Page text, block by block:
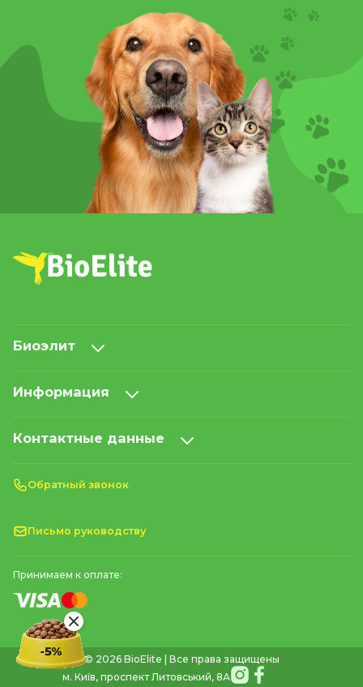
Биоэлит
Информация
Контактные данные
Обратный звонок
Письмо руководству
Принимаем к оплате:
© 2026 BioElite | Все права защищены
м. Київ, проспект Литовський, 8А